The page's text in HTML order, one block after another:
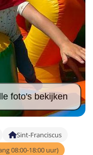
foto's bekijken
Sint-Franciscus
08:00-18:00 uur)